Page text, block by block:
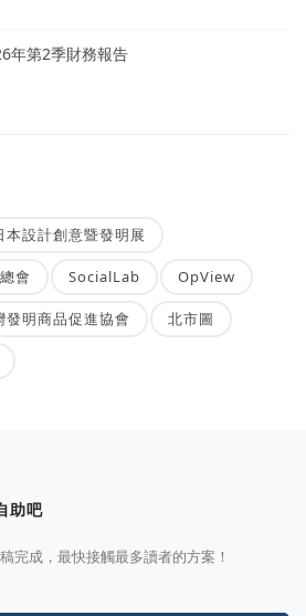
年第2季財務報告
本設計創意暨發明展
會 SocialLab OpView
發明商品促進協會 北市圖
助吧
完成，最快接觸最多讀者的方案！